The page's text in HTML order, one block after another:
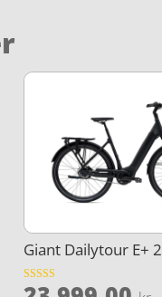
Giant Dailytour E+
Vurderet